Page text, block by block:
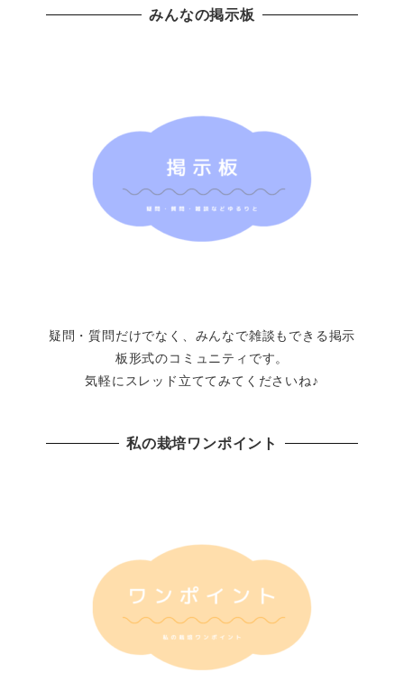
みんなの掲示板
疑問・質問だけでなく、みんなで雑談もできる掲示
板形式のコミュニティです。
気軽にスレッド立ててみてくださいね♪
私の栽培ワンポイント